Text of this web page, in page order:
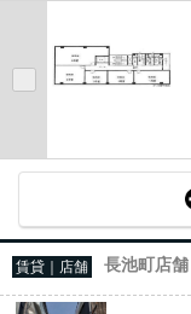
賃貸｜店舗 長池町店舗